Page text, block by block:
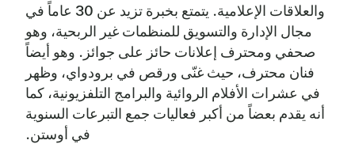
والعلاقات الإعلامية. يتمتع بخبرة تزيد عن 30 عاماً في
مجال الإدارة والتسويق للمنظمات غير الربحية، وهو
صحفي ومحترف إعلانات حائز على جوائز. وهو أيضاً
فنان محترف، حيث غنّى ورقص في برودواي، وظهر
في عشرات الأفلام الروائية والبرامج التلفزيونية، كما
أنه يقدم بعضاً من أكبر فعاليات جمع التبرعات السنوية
في أوستن.